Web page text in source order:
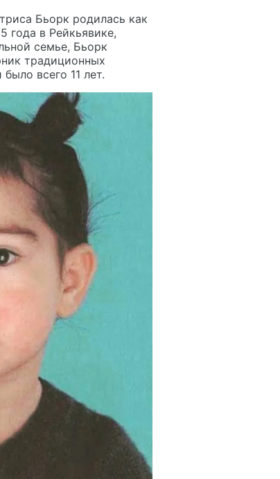
Бьорк родилась как
года в Рейкьявике,
семье, Бьорк
традиционных
всего 11 лет.